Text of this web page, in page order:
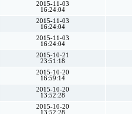
2015-11-03
16:24:04
2015-11-03
16:24:04
2015-11-03
16:24:04
2015-10-21
23:51:18
2015-10-20
16:59:14
2015-10-20
13:52:28
2015-10-20
13:52:28